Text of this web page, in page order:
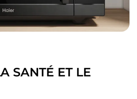
SANTÉ ET LE